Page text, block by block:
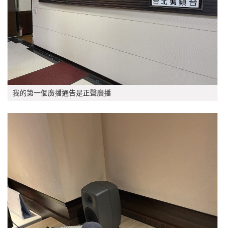
我的第一個廣播通告是正聲廣播